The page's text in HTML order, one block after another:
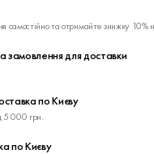
самостійно та отримайте знижку 10%
замовлення для доставки
по Києву
5 000 грн.
по Києву